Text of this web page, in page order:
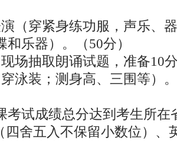
穿紧身练功服，声乐、器
和乐器）。（50分）
抽取朗诵试题，准备10
装；测身高、三围等）。
试成绩总分达到考生所在
四舍五入不保留小数位）、